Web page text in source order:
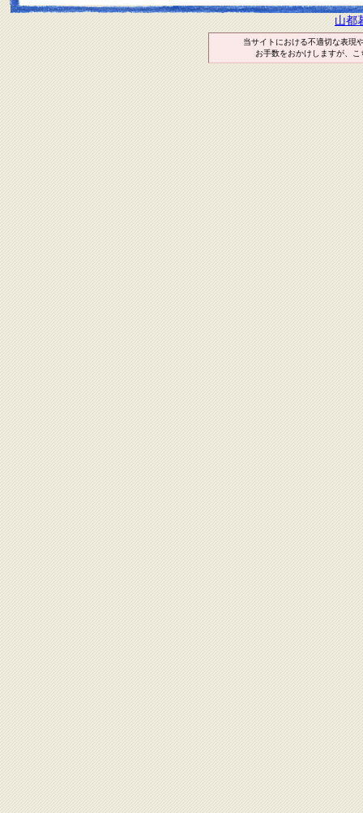
山都
当サイトにおける不適切な表現
お手数をおかけしますが、こ